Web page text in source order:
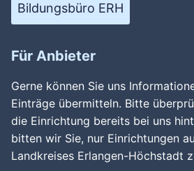
Bildungsbüro ERH
Für Anbieter
Gerne können Sie uns
Einträge übermitteln. Bitte
die Einrichtung bereits bei uns
bitten wir Sie, nur Einrichtungen
Landkreises Erlangen-Höchstadt